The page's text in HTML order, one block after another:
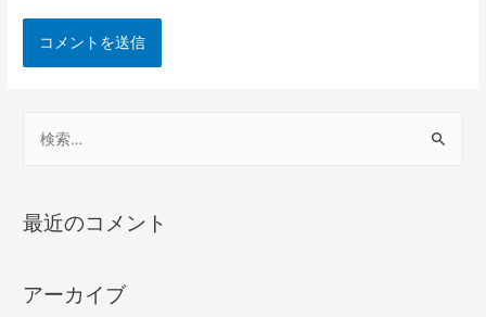
最近のコメント
アーカイブ